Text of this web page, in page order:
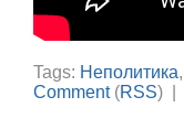
Tags: Неполитика,
Comment(RSS) |